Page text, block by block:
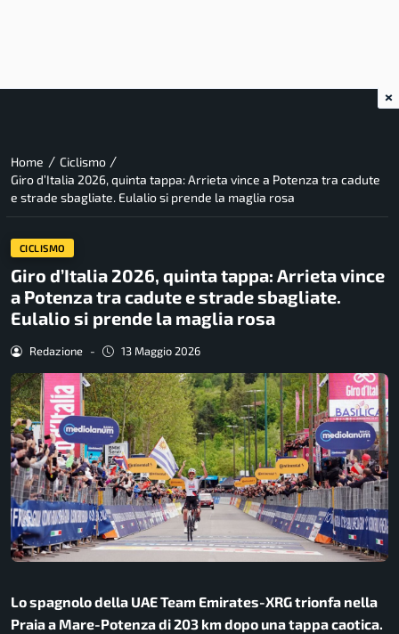
Home / Ciclismo /
Giro d’Italia 2026, quinta tappa: Arrieta vince a Potenza tra cadute
e strade sbagliate. Eulalio si prende la maglia rosa
CICLISMO
Giro d’Italia 2026, quinta tappa: Arrieta vince
a Potenza tra cadute e strade sbagliate.
Eulalio si prende la maglia rosa
Redazione - 13 Maggio 2026
Lo spagnolo della UAE Team Emirates-XRG trionfa nella
Praia a Mare-Potenza di 203 km dopo una tappa caotica.
×